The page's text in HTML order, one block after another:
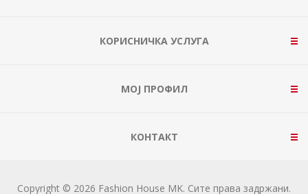
КОРИСНИЧКА УСЛУГА
МОЈ ПРОФИЛ
КОНТАКТ
Copyright © 2026 Fashion House MK. Сите права задржани.